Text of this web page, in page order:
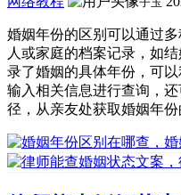
婚姻年份的区别可以通过
人或家庭的档案记录，如
录了婚姻的具体年份，可
输入相关信息进行查询，
径，从亲友处获取婚姻年